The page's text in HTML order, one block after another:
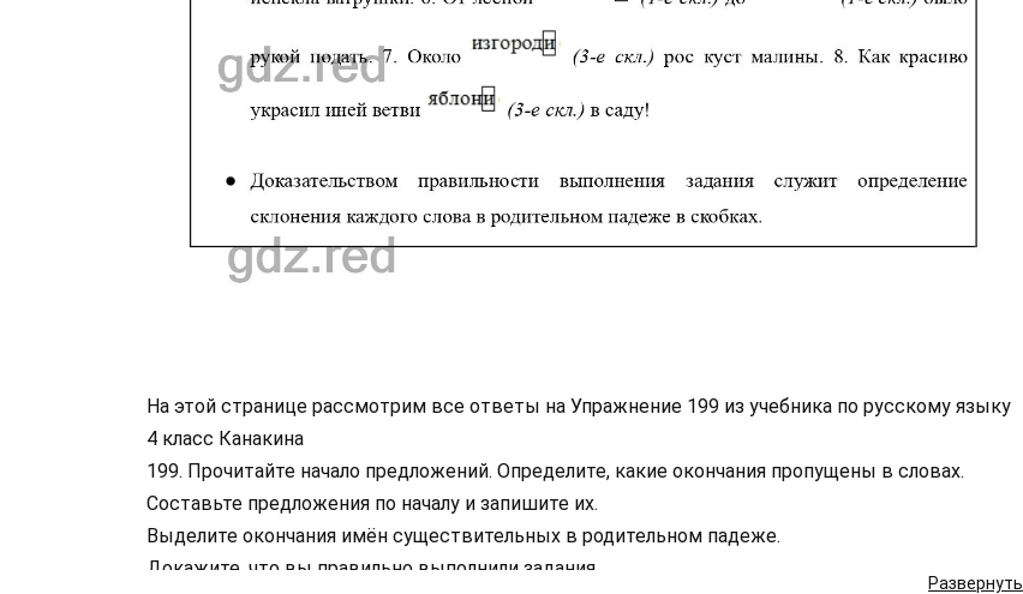
Развернуть
На этой странице рассмотрим все ответы на Упражнение 199 из учебника по русскому языку
4 класс Канакина
199. Прочитайте начало предложений. Определите, какие окончания пропущены в словах.
Составьте предложения по началу и запишите их.
Выделите окончания имён существительных в родительном падеже.
Докажите, что вы правильно выполнили задания.